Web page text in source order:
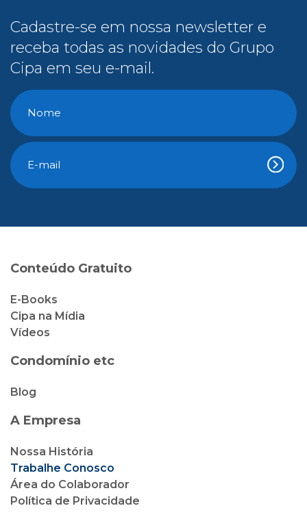
Cadastre-se em nossa newsletter e
receba todas as novidades do Grupo
Cipa em seu e-mail.
Conteúdo Gratuito
E-Books
Cipa na Mídia
Vídeos
Condomínio etc
Blog
A Empresa
Nossa História
Trabalhe Conosco
Área do Colaborador
Política de Privacidade